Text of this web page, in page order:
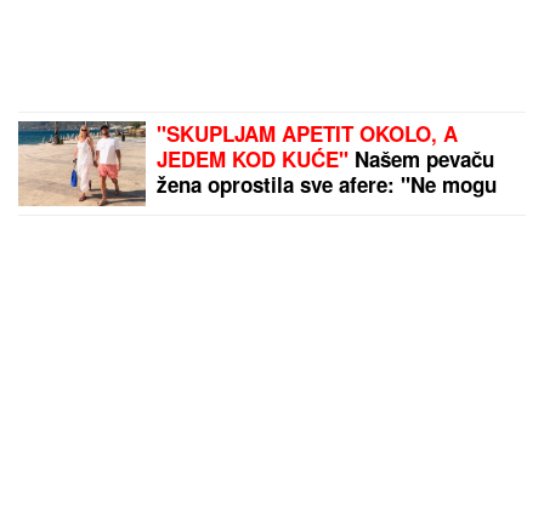
"SKUPLJAM APETIT OKOLO, A
JEDEM KOD KUĆE" Našem pevaču
žena oprostila sve afere: "Ne mogu